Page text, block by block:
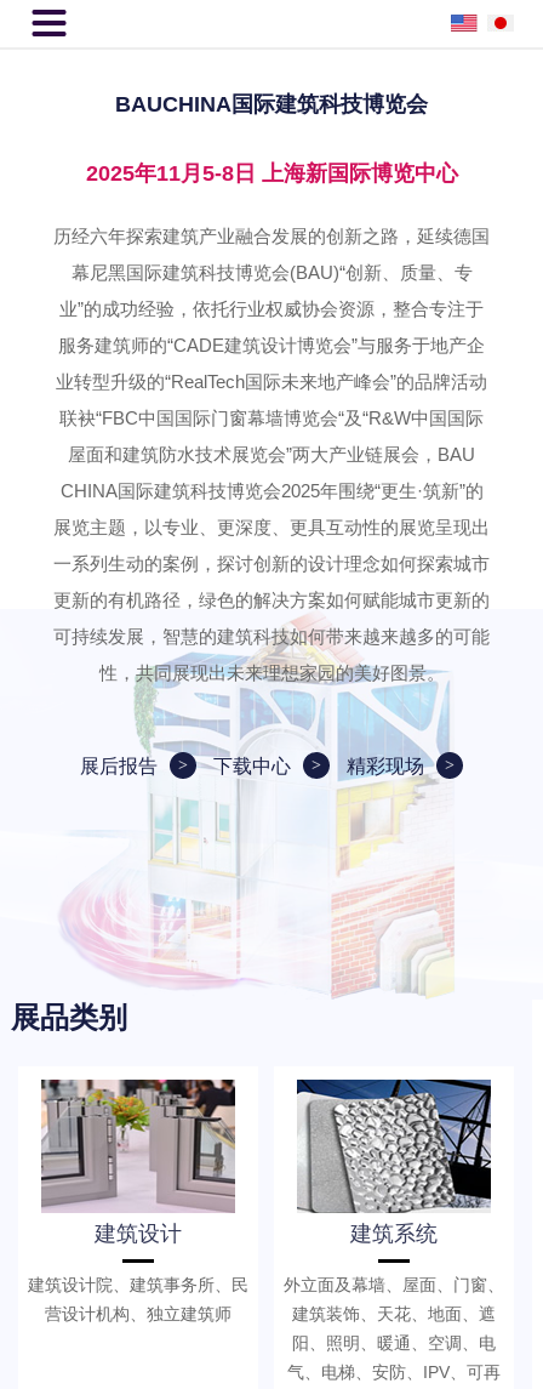

BAUCHINA国际建筑科技博览会
2025年11月5-8日 上海新国际博览中心
历经六年探索建筑产业融合发展的创新之路，延续德国
幕尼黑国际建筑科技博览会(BAU)“创新、质量、专
业”的成功经验，依托行业权威协会资源，整合专注于
服务建筑师的“CADE建筑设计博览会”与服务于地产企
业转型升级的“RealTech国际未来地产峰会”的品牌活动
联袂“FBC中国国际门窗幕墙博览会“及“R&W中国国际
屋面和建筑防水技术展览会”两大产业链展会，BAU
CHINA国际建筑科技博览会2025年围绕“更生·筑新”的
展览主题，以专业、更深度、更具互动性的展览呈现出
一系列生动的案例，探讨创新的设计理念如何探索城市
更新的有机路径，绿色的解决方案如何赋能城市更新的
可持续发展，智慧的建筑科技如何带来越来越多的可能
性，共同展现出未来理想家园的美好图景。
展后报告 下载中心 精彩现场
展品类别
建筑设计
建筑设计院、建筑事务所、民
营设计机构、独立建筑师
建筑系统
外立面及幕墙、屋面、门窗、
建筑装饰、天花、地面、遮
阳、照明、暖通、空调、电
气、电梯、安防、IPV、可再